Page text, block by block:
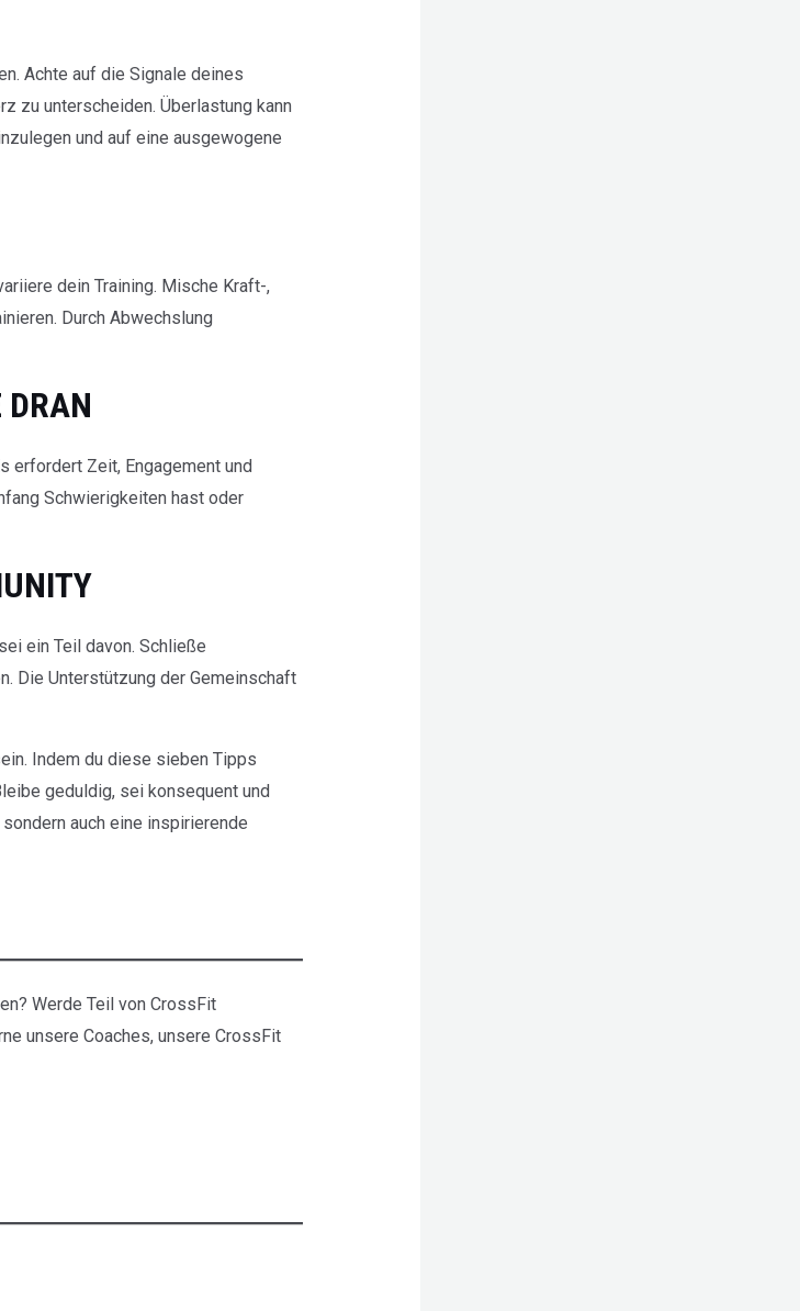
Achte auf die Signale deines
zu unterscheiden. Überlastung kann
und auf eine ausgewogene
dein Training. Mische Kraft-,
Durch Abwechslung
erfordert Zeit, Engagement und
Schwierigkeiten hast oder
ein Teil davon. Schließe
Die Unterstützung der Gemeinschaft
Indem du diese sieben Tipps
geduldig, sei konsequent und
auch eine inspirierende
Werde Teil von CrossFit
unsere Coaches, unsere CrossFit